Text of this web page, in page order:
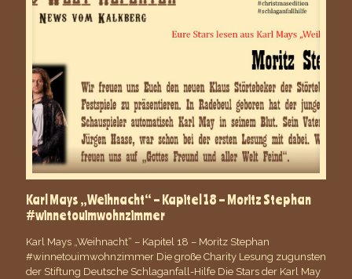
Karl Mays „Weihnacht“ – Kapitel 18 – Moritz Stephan
#winnetouimwohnzimmer
Karl Mays „Weihnacht“ – Kapitel 18 – Moritz Stephan
#winnetouimwohnzimmer Die große Charity Lesung zugunsten
der Stiftung Deutsche Schlaganfall-Hilfe Die Stars der Karl May